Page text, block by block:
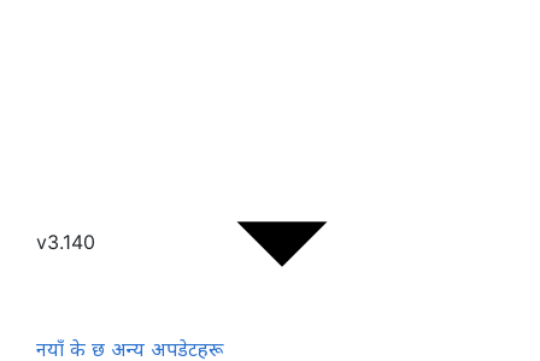
v3.140
नयाँ के छ अन्य अपडेटहरू